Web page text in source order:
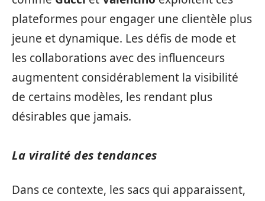
plateformes pour engager une clientèle plus
jeune et dynamique. Les défis de mode et
les collaborations avec des influenceurs
augmentent considérablement la visibilité
de certains modèles, les rendant plus
désirables que jamais.
La viralité des tendances
Dans ce contexte, les sacs qui apparaissent,